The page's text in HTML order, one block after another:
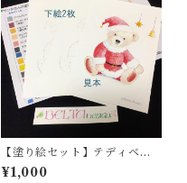
【塗り絵セット】テディベア
のサンタクロース
¥1,000